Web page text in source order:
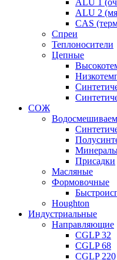
ALU 1
ALU 2
CAS
Спреи
Теплоносители
Цепные
СОЖ
Присадки
Масляные
Формовочные
Houghton
Индустриальные
Направляющие
CGLP 32
CGLP 68
CGLP 220